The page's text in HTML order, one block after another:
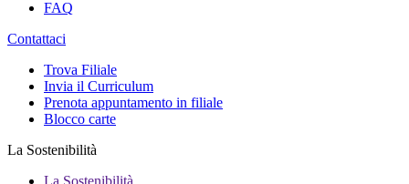
FAQ
Contattaci
Trova Filiale
Invia il Curriculum
Prenota appuntamento in filiale
Blocco carte
La Sostenibilità
La Sostenibilità